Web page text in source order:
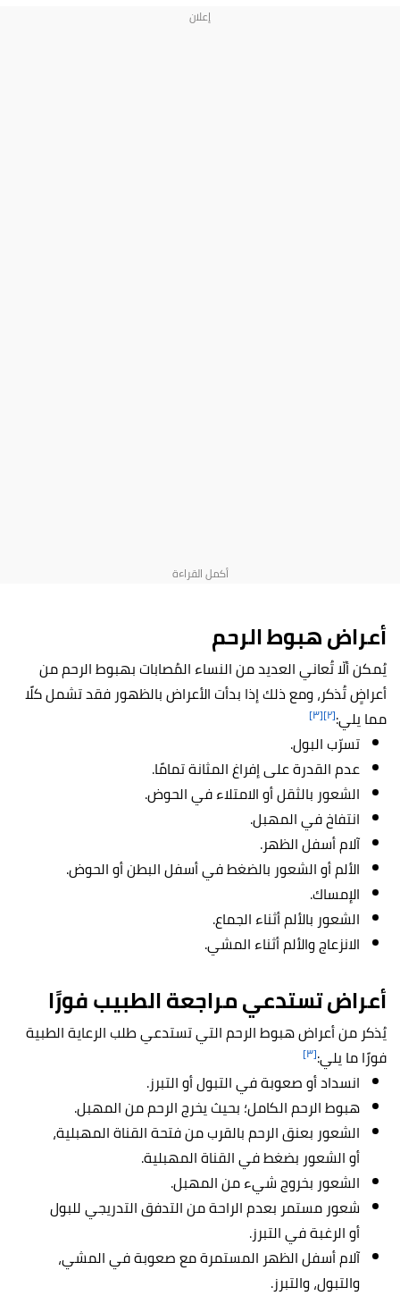
أعراض هبوط الرحم
يُمكن ألّا تُعاني العديد من النساء المُصابات بهبوط الرحم من
أعراضٍ تُذكر، ومع ذلك إذا بدأت الأعراض بالظهور فقد تشمل كلًا
مما يلي:[٢] [٣]
تسرّب البول.
عدم القدرة على إفراغ المثانة تمامًا.
الشعور بالثقل أو الامتلاء في الحوض.
انتفاخ في المهبل.
آلام أسفل الظهر.
الألم أو الشعور بالضغط في أسفل البطن أو الحوض.
الإمساك.
الشعور بالألم أثناء الجماع.
الانزعاج والألم أثناء المشي.
أعراض تستدعي مراجعة الطبيب فورًا
يُذكر من أعراض هبوط الرحم التي تستدعي طلب الرعاية الطبية
فورًا ما يلي:[٣]
انسداد أو صعوبة في التبول أو التبرز.
هبوط الرحم الكامل؛ بحيث يخرج الرحم من المهبل.
الشعور بعنق الرحم بالقرب من فتحة القناة المهبلية،
أو الشعور بضغط في القناة المهبلية.
الشعور بخروج شيء من المهبل.
شعور مستمر بعدم الراحة من التدفق التدريجي للبول
أو الرغبة في التبرز.
آلام أسفل الظهر المستمرة مع صعوبة في المشي،
والتبول، والتبرز.